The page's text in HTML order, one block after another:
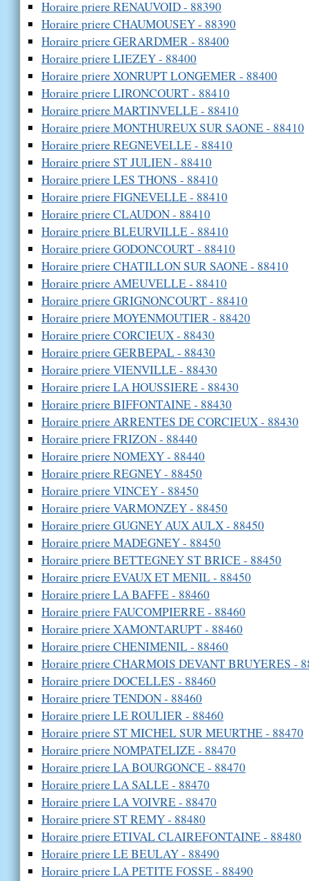
Horaire priere RENAUVOID - 88390
Horaire priere CHAUMOUSEY - 88390
Horaire priere GERARDMER - 88400
Horaire priere LIEZEY - 88400
Horaire priere XONRUPT LONGEMER - 88400
Horaire priere LIRONCOURT - 88410
Horaire priere MARTINVELLE - 88410
Horaire priere MONTHUREUX SUR SAONE - 88410
Horaire priere REGNEVELLE - 88410
Horaire priere ST JULIEN - 88410
Horaire priere LES THONS - 88410
Horaire priere FIGNEVELLE - 88410
Horaire priere CLAUDON - 88410
Horaire priere BLEURVILLE - 88410
Horaire priere GODONCOURT - 88410
Horaire priere CHATILLON SUR SAONE - 88410
Horaire priere AMEUVELLE - 88410
Horaire priere GRIGNONCOURT - 88410
Horaire priere MOYENMOUTIER - 88420
Horaire priere CORCIEUX - 88430
Horaire priere GERBEPAL - 88430
Horaire priere VIENVILLE - 88430
Horaire priere LA HOUSSIERE - 88430
Horaire priere BIFFONTAINE - 88430
Horaire priere ARRENTES DE CORCIEUX - 88430
Horaire priere FRIZON - 88440
Horaire priere NOMEXY - 88440
Horaire priere REGNEY - 88450
Horaire priere VINCEY - 88450
Horaire priere VARMONZEY - 88450
Horaire priere GUGNEY AUX AULX - 88450
Horaire priere MADEGNEY - 88450
Horaire priere BETTEGNEY ST BRICE - 88450
Horaire priere EVAUX ET MENIL - 88450
Horaire priere LA BAFFE - 88460
Horaire priere FAUCOMPIERRE - 88460
Horaire priere XAMONTARUPT - 88460
Horaire priere CHENIMENIL - 88460
Horaire priere CHARMOIS DEVANT BRUYERES -
Horaire priere DOCELLES - 88460
Horaire priere TENDON - 88460
Horaire priere LE ROULIER - 88460
Horaire priere ST MICHEL SUR MEURTHE - 88470
Horaire priere NOMPATELIZE - 88470
Horaire priere LA BOURGONCE - 88470
Horaire priere LA SALLE - 88470
Horaire priere LA VOIVRE - 88470
Horaire priere ST REMY - 88480
Horaire priere ETIVAL CLAIREFONTAINE - 88480
Horaire priere LE BEULAY - 88490
Horaire priere LA PETITE FOSSE - 88490